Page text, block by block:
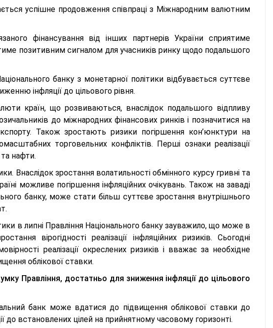
успішне продовження співпраці з Міжнародним валютним
фінансування від інших партнерів України сприятиме
позитивним сигналом для учасників ринку щодо подальшого
банку з монетарної політики відбувається суттєве
інфляції до цільового рівня.
країн, що розвиваються, внаслідок подальшого відпливу
до міжнародних фінансових ринків і позначитися на
Також зростають ризики погіршення кон’юнктури на
торговельних конфліктів. Перші ознаки реалізації
нафти.
Внаслідок зростання волатильності обмінного курсу гривні та
можливе погіршення інфляційних очікувань. Також на заваді
банку, може стати більш суттєве зростання внутрішнього
в липні Правління Національного банку зауважило, що може в
вірогідності реалізації інфляційних ризиків. Сьогодні
реалізації окреслених ризиків і вважає за необхідне
облікової ставки.
Правління, достатньо для зниження інфляції до цільового
банк може вдатися до підвищення облікової ставки до
до встановлених цілей на прийнятному часовому горизонті.